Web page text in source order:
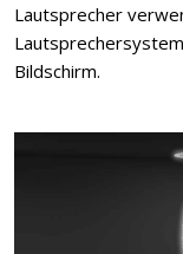
Lautsprecher
Bildschirm.